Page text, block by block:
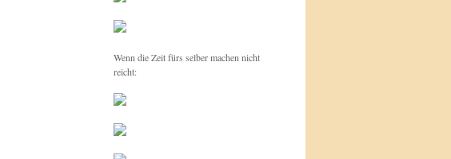
Wenn die Zeit fürs selber machen nicht
reicht: